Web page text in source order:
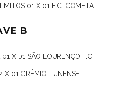
01 X 01 E.C. COMETA
B
X 01 SÃO LOURENÇO F.C.
X 01 GRÊMIO TUNENSE